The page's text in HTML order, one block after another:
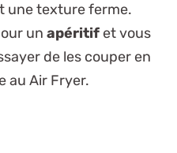
une texture ferme.
un apéritif et vous
de les couper en
au Air Fryer.